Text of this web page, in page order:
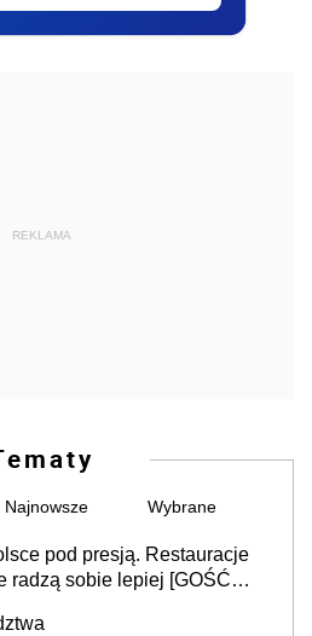
REKLAMA
Najnowsze Wybrane
pod presją. Restauracje
radzą sobie lepiej [GOŚĆ